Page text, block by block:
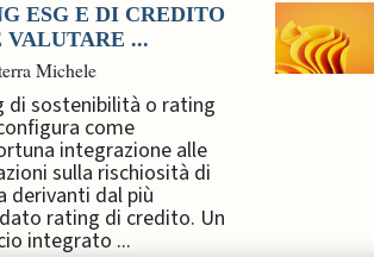
ESG E DI CREDITO
VALUTARE ...
Michele
di sostenibilità o rating
come
integrazione alle
sulla rischiosità di
derivanti dal più
rating di credito. Un
integrato ...